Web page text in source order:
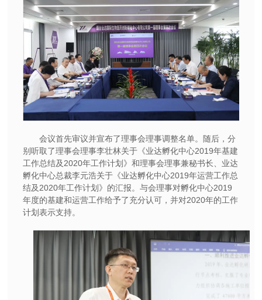
会议首先审议并宣布了理事会理事调整名单。随后，分
别听取了理事会理事李壮林关于《业达孵化中心2019年基建
工作总结及2020年工作计划》和理事会理事兼秘书长、业达
孵化中心总裁李元浩关于《业达孵化中心2019年运营工作总
结及2020年工作计划》的汇报。与会理事对孵化中心2019
年度的基建和运营工作给予了充分认可，并对2020年的工作
计划表示支持。